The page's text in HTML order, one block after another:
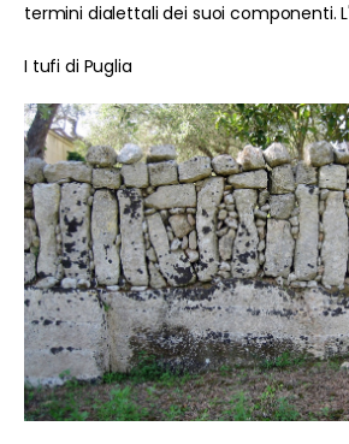
termini dialettali dei suoi componenti.
I tufi di Puglia